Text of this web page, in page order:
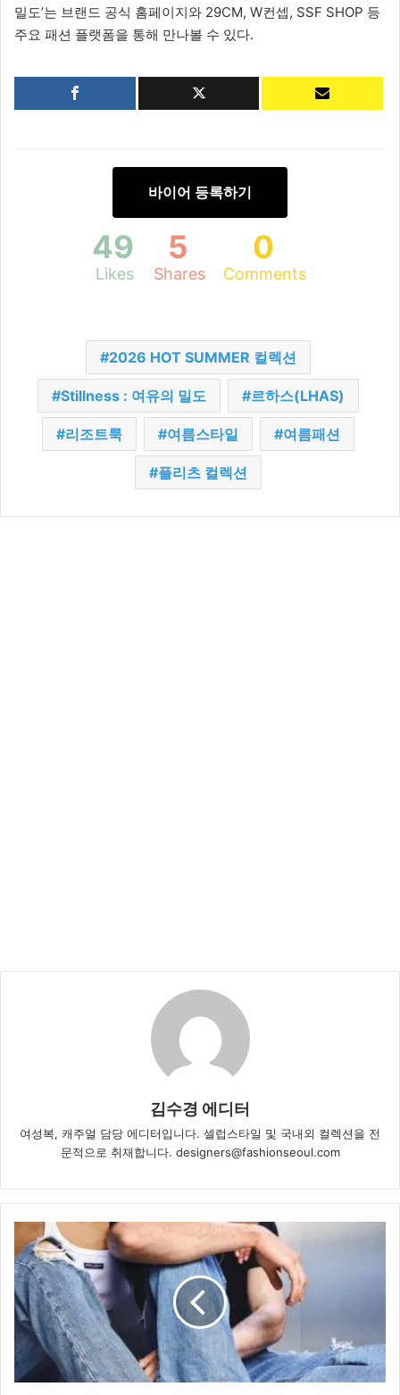
밀도’는 브랜드 공식 홈페이지와 29CM, W컨셉, SSF SHOP 등
주요 패션 플랫폼을 통해 만나볼 수 있다.
바이어 등록하기
49
Likes
5
Shares
0
Comments
2026 HOT SUMMER 컬렉션
Stillness : 여유의 밀도 르하스(LHAS)
리조트룩 여름스타일 여름패션
플리츠 컬렉션
김수경 에디터
여성복, 캐주얼 담당 에디터입니다. 셀럽스타일 및 국내외 컬렉션을 전
문적으로 취재합니다. designers@fashionseoul.com
체
앤
가
바
나
디
아